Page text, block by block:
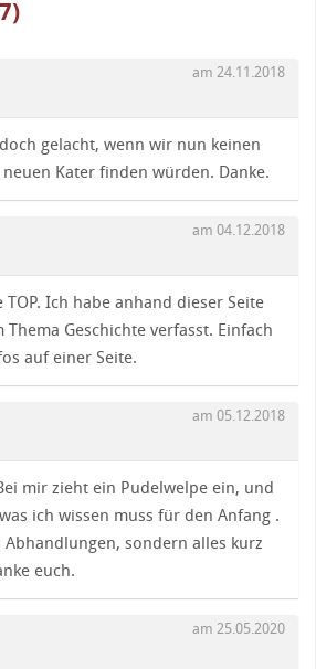
am 24.11.2018
gelacht, wenn wir nun keinen
Kater finden würden. Danke.
am 04.12.2018
Ich habe anhand dieser Seite
Thema Geschichte verfasst. Einfach
auf einer Seite.
am 05.12.2018
mir zieht ein Pudelwelpe ein, und
ich wissen muss für den Anfang .
Abhandlungen, sondern alles kurz
euch.
am 25.05.2020